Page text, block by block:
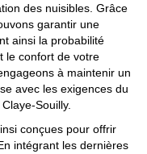
des nuisibles. Grâce
garantir une
ainsi la probabilité
le confort de votre
à maintenir un
avec les exigences du
Souilly.
conçues pour offrir
intégrant les dernières